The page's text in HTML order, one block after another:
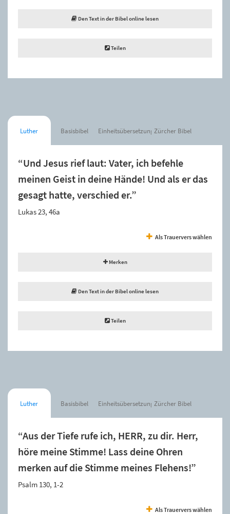
Den Text in der Bibel online lesen
Teilen
Luther Basisbibel Einheitsübersetzung Zürcher Bibel
“Und Jesus rief laut: Vater, ich befehle
meinen Geist in deine Hände! Und als er das
gesagt hatte, verschied er.”
Lukas 23, 46a
Als Trauervers wählen
Merken
Den Text in der Bibel online lesen
Teilen
Luther Basisbibel Einheitsübersetzung Zürcher Bibel
“Aus der Tiefe rufe ich, HERR, zu dir. Herr,
höre meine Stimme! Lass deine Ohren
merken auf die Stimme meines Flehens!”
Psalm 130, 1-2
Als Trauervers wählen